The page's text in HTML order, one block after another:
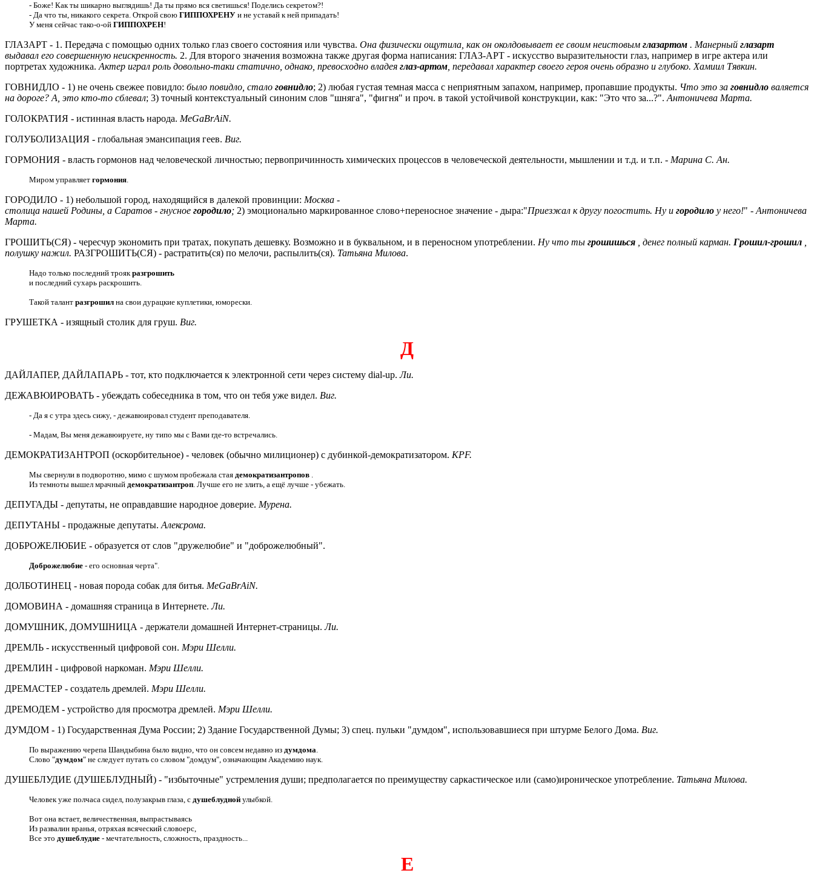
- Боже! Как ты шикарно выглядишь! Да ты прямо вся светишься! Поделись секретом?!
- Да что ты, никакого секрета. Открой свою ГИППОХРЕНУ и не уставай к ней припадать!
У меня сейчас тако-о-ой ГИППОХРЕН!
ГЛАЗАРТ - 1. Передача с помощью одних только глаз своего состояния или чувства. Она физически ощутила, как он околдовывает ее своим неистовым глазартом . Манерный глазарт
выдавал его совершенную неискренность. 2. Для второго значения возможна также другая форма написания: ГЛАЗ-АРТ - искусство выразительности глаз, например в игре актера или
портретах художника. Актер играл роль довольно-таки статично, однако, превосходно владея глаз-артом , передавал характер своего героя очень образно и глубоко. Хамиил Тявкин.
ГОВНИДЛО - 1) не очень свежее повидло: было повидло, стало говнидло; 2) любая густая темная масса с неприятным запахом, например, пропавшие продукты. Что это за говнидло валяется
на дороге? А, это кто-то сблевал; 3) точный контекстуальный синоним слов "шняга", "фигня" и проч. в такой устойчивой конструкции, как: "Это что за...?". Антоничева Марта.
ГОЛОКРАТИЯ - истинная власть народа. MeGaBrAiN.
ГОЛУБОЛИЗАЦИЯ - глобальная эмансипация геев. Виг.
ГОРМОНИЯ - власть гормонов над человеческой личностью; первопричинность химических процессов в человеческой деятельности, мышлении и т.д. и т.п. - Марина С. Ан.
Миром управляет гормония.
ГОРОДИЛО - 1) небольшой город, находящийся в далекой провинции: Москва -
столица нашей Родины, а Саратов - гнусное городило; 2) эмоционально маркированное слово+переносное значение - дыра:"Приезжал к другу погостить. Ну и городило у него!" - Антоничева
Марта.
ГРОШИТЬ(СЯ) - чересчур экономить при тратах, покупать дешевку. Возможно и в буквальном, и в переносном употреблении. Ну что ты грошишься , денег полный карман. Грошил-грошил
полушку нажил. РАЗГРОШИТЬ(СЯ) - растратить(ся) по мелочи, распылить(ся). Татьяна Милова.
Надо только последний троякразгрошить
и последний сухарь раскрошить.
Такой талант разгрошил на свои дурацкие куплетики, юморески.
ГРУШЕТКА - изящный столик для груш. Виг.
Д
ДАЙЛАПЕР, ДАЙЛАПАРЬ - тот, кто подключается к электронной сети через систему dial-up.Ли.
ДЕЖАВЮИРОВАТЬ - убеждать собеседника в том, что он тебя уже видел. Виг.
- Да я с утра здесь сижу, - дежавюировал студент преподавателя.
- Мадам, Вы меня дежавюируете, ну типо мы с Вами где-то встречались.
ДЕМОКРАТИЗАНТРОП (оскорбительное) - человек (обычно милиционер) с дубинкой-демократизатором. KPF.
Мы свернули в подворотню, мимо с шумом пробежала стая демократизантропов .
Из темноты вышел мрачный демократизантроп. Лучше его не злить, а ещё лучше - убежать.
ДЕПУГАДЫ - депутаты, не оправдавшие народное доверие. Мурена.
ДЕПУТАНЫ - продажные депутаты. Алексрома.
ДОБРОЖЕЛЮБИЕ - образуется от слов "дружелюбие" и "доброжелюбный".
Доброжелюбие - его основная черта".
ДОЛБОТИНЕЦ - новая порода собак для битья. MeGaBrAiN.
ДОМОВИНА - домашняя страница в Интернете. Ли.
ДОМУШНИК, ДОМУШНИЦА - держатели домашней Интернет-страницы.Ли.
ДРЕМЛЬ - искусственный цифровой сон. Мэри Шелли.
ДРЕМЛИН - цифровой наркоман. Мэри Шелли.
ДРЕМАСТЕР - создатель дремлей. Мэри Шелли.
ДРЕМОДЕМ - устройство для просмотра дремлей. Мэри Шелли.
ДУМДОМ - 1) Государственная Дума России; 2) Здание Государственной Думы; 3) спец. пульки "думдом", использовавшиеся при штурме Белого Дома. Виг.
По выражению черепа Шандыбина было видно, что он совсем недавно из думдома.
Слово "думдом" не следует путать со словом "домдум", означающим Академию наук.
ДУШЕБЛУДИЕ (ДУШЕБЛУДНЫЙ) - "избыточные" устремления души; предполагается по преимуществу саркастическое или (само)ироническое употребление. Татьяна Милова.
Человек уже полчаса сидел, полузакрыв глаза, с душеблудной улыбкой.
Вот она встает, величественная, выпрастываясь
Из развалин вранья, отряхая всяческий словоерс,
Все это душеблудие - мечтательность, сложность, праздность...
Е